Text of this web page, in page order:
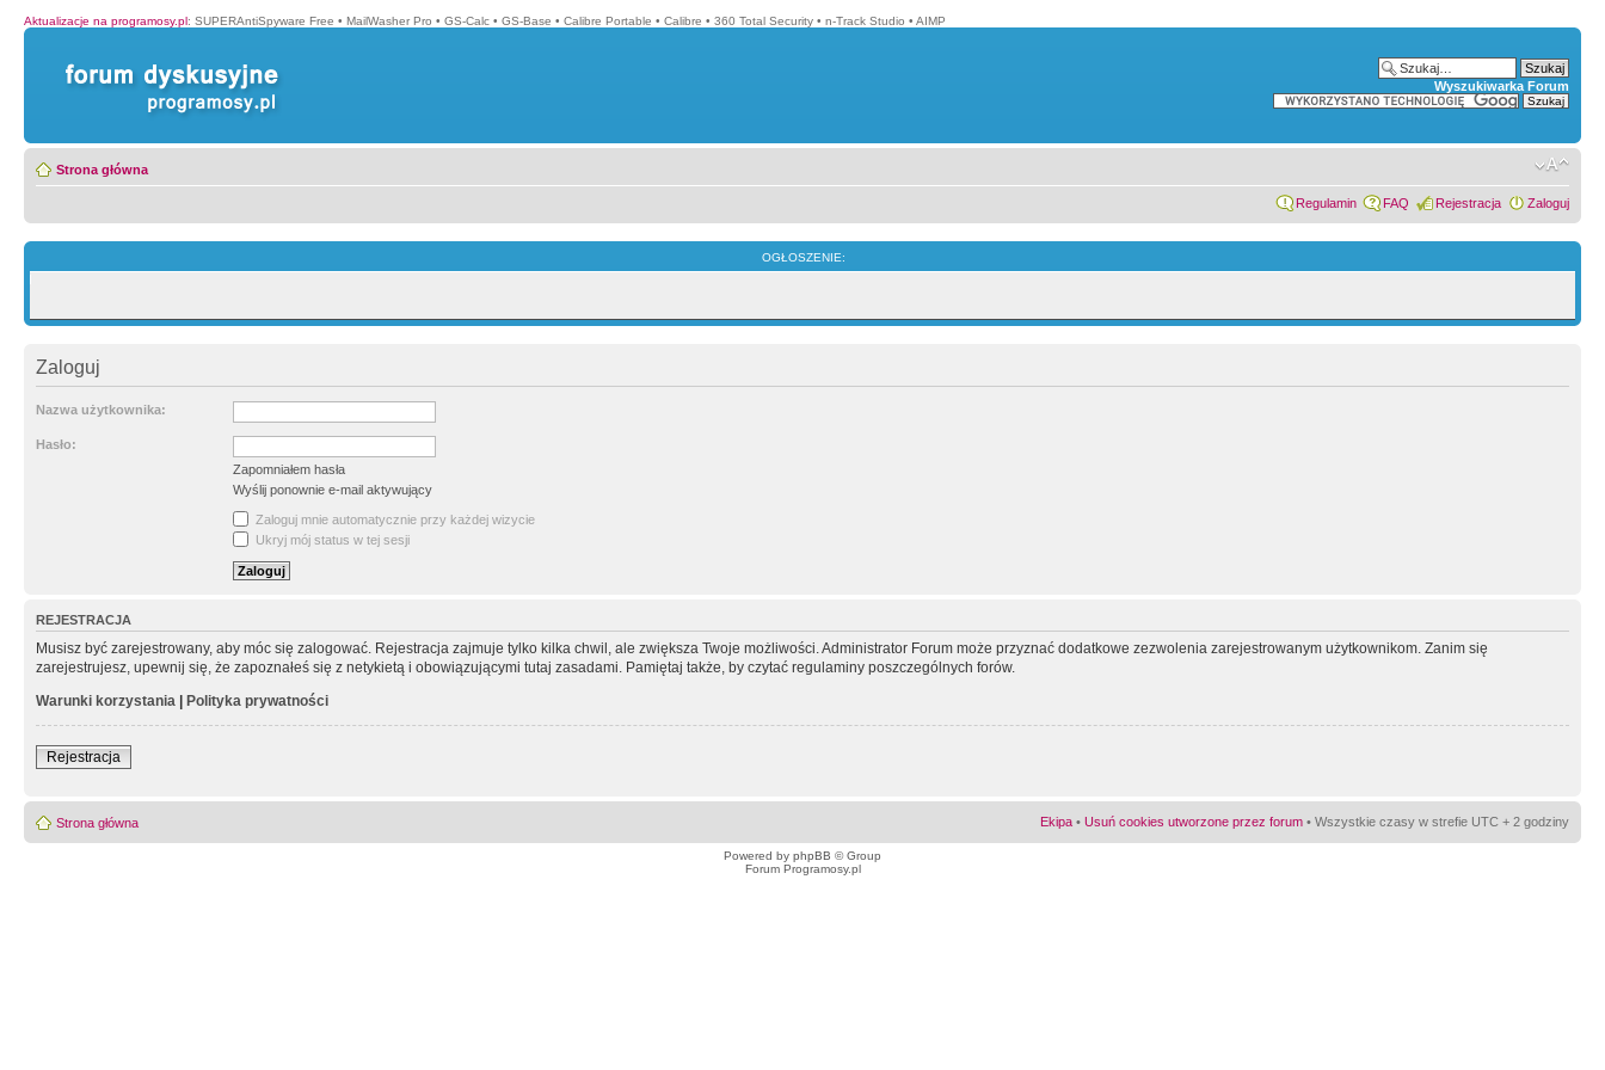
Aktualizacje na programosy.pl: SUPERAntiSpyware Free • MailWasher Pro • GS-Calc • GS-Base • Calibre Portable • Calibre • 360 Total Security • n-Track Studio • AIMP
Wyszukiwarka Forum
Strona główna
Regulamin FAQ Rejestracja Zaloguj
OGŁOSZENIE:
Zaloguj
Nazwa użytkownika:
Hasło:
Zapomniałem hasła
Wyślij ponownie e-mail aktywujący
Zaloguj mnie automatycznie przy każdej wizycie
Ukryj mój status w tej sesji
REJESTRACJA
Musisz być zarejestrowany, aby móc się zalogować. Rejestracja zajmuje tylko kilka chwil, ale zwiększa Twoje możliwości. Administrator Forum może przyznać dodatkowe zezwolenia zarejestrowanym użytkownikom. Zanim się
zarejestrujesz, upewnij się, że zapoznałeś się z netykietą i obowiązującymi tutaj zasadami. Pamiętaj także, by czytać regulaminy poszczególnych forów.
Warunki korzystania | Polityka prywatności
Rejestracja
Strona główna Ekipa • Usuń cookies utworzone przez forum • Wszystkie czasy w strefie UTC + 2 godziny
Powered by phpBB © Group
Forum Programosy.pl